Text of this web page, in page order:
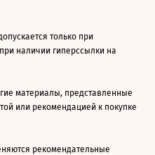
только при
наличии гиперссылки на
материалы, представленные
или рекомендацией к покупке
рекомендательные